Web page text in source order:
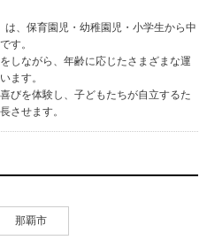
は、保育園児・幼稚園児・小学生から中
す。
しながら、年齢に応じたさまざまな運
ます。
びを体験し、子どもたちが自立するた
させます。
那覇市